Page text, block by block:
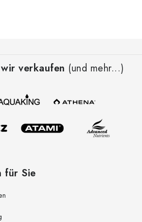
verkaufen (und mehr...)
für Sie